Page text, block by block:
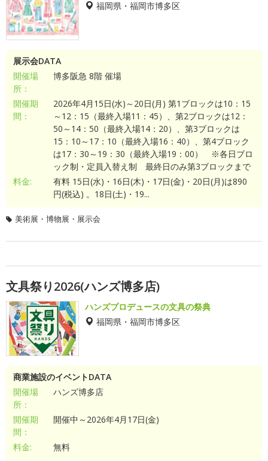
福岡県・福岡市博多区
展示会DATA
開催場
所：
博多阪急 8階 催場
開催期
間：
2026年4月15日(水)～20日(月) 第1ブロックは10：15
～12：15（最終入場11：45）、第2ブロックは12：
50～14：50（最終入場14：20）、第3ブロックは
15：10～17：10（最終入場16：40）、第4ブロック
は17：30～19：30（最終入場19：00） ※各日ブロ
ック制・定員入替え制 最終日のみ第3ブロックまで
料金:
有料 15日(水)・16日(木)・17日(金)・20日(月)は890
円(税込) 。18日(土)・19...
美術展・博物展・展示会
文具祭り2026(ハンズ博多店)
ハンズプロデュースの文具の祭典
福岡県・福岡市博多区
商業施設のイベントDATA
開催場
所：
ハンズ博多店
開催期
間：
開催中～2026年4月17日(金)
料金: 無料